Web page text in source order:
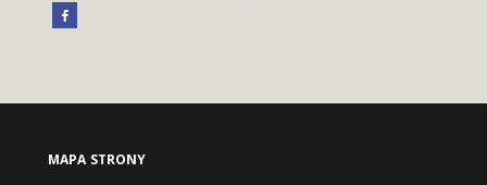
MAPA STRONY